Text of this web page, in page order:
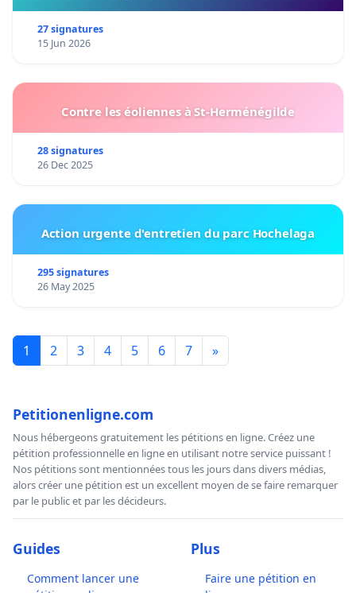
27 signatures
15 Jun 2026
Contre les éoliennes à St-Herménégilde
28 signatures
26 Dec 2025
Action urgente d'entretien du parc Hochelaga
295 signatures
26 May 2025
1 2 3 4 5 6 7 »
Petitionenligne.com
Nous hébergeons gratuitement les pétitions en ligne. Créez une
pétition professionnelle en ligne en utilisant notre service puissant !
Nos pétitions sont mentionnées tous les jours dans divers médias,
alors créer une pétition est un excellent moyen de se faire remarquer
par le public et par les décideurs.
Guides
Comment lancer une
Plus
Faire une pétition en